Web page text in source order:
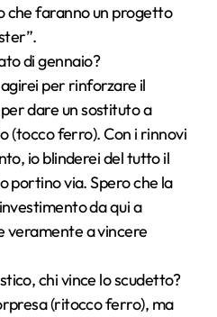
che faranno un progetto
di gennaio?
per rinforzare il
dare un sostituto a
(tocco ferro). Con i rinnovi
io blinderei del tutto il
portino via. Spero che la
da qui a
veramente a vincere
chi vince lo scudetto?
(ritocco ferro), ma